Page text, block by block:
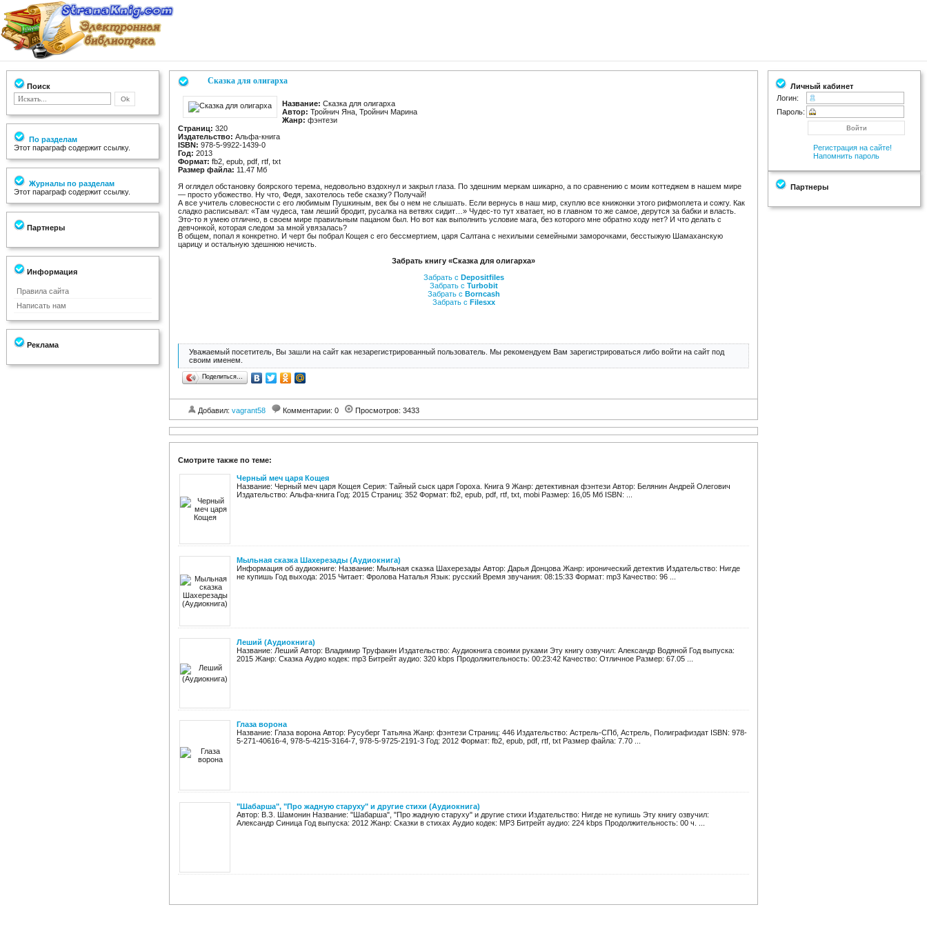
Поиск
По разделам
Этот параграф содержит ссылку.
Журналы по разделам
Этот параграф содержит ссылку.
Партнеры
Информация
Правила сайта
Написать нам
Реклама
Сказка для олигарха
Название: Сказка для олигарха
Автор: Тройнич Яна, Тройнич Марина
Жанр: фэнтези
Страниц: 320
Издательство: Альфа-книга
ISBN: 978-5-9922-1439-0
Год: 2013
Формат: fb2, epub, pdf, rtf, txt
Размер файла: 11.47 Мб
Я оглядел обстановку боярского терема, недовольно вздохнул и закрыл глаза. По здешним меркам шикарно, а по сравнению с моим коттеджем в нашем мире
— просто убожество. Ну что, Федя, захотелось тебе сказку? Получай!
А все учитель словесности с его любимым Пушкиным, век бы о нем не слышать. Если вернусь в наш мир, скуплю все книжонки этого рифмоплета и сожгу. Как
сладко расписывал: «Там чудеса, там леший бродит, русалка на ветвях сидит…» Чудес-то тут хватает, но в главном то же самое, дерутся за бабки и власть.
Это-то я умею отлично, в своем мире правильным пацаном был. Но вот как выполнить условие мага, без которого мне обратно ходу нет? И что делать с
девчонкой, которая следом за мной увязалась?
В общем, попал я конкретно. И черт бы побрал Кощея с его бессмертием, царя Салтана с нехилыми семейными заморочками, бесстыжую Шамаханскую
царицу и остальную здешнюю нечисть.
Забрать книгу «Сказка для олигарха»
Забрать с Depositfiles
Забрать с Turbobit
Забрать с Borncash
Забрать с Filesxx
Уважаемый посетитель, Вы зашли на сайт как незарегистрированный пользователь. Мы рекомендуем Вам зарегистрироваться либо войти на сайт под
своим именем.
Поделиться…
Добавил: vagrant58 Комментарии: 0 Просмотров: 3433
Смотрите также по теме:
Черный меч царя Кощея
Название: Черный меч царя Кощея Серия: Тайный сыск царя Гороха. Книга 9 Жанр: детективная фэнтези Автор: Белянин Андрей Олегович
Издательство: Альфа-книга Год: 2015 Страниц: 352 Формат: fb2, epub, pdf, rtf, txt, mobi Размер: 16,05 Мб ISBN: ...
Мыльная сказка Шахерезады (Аудиокнига)
Информация об аудиокниге: Название: Мыльная сказка Шахерезады Автор: Дарья Донцова Жанр: иронический детектив Издательство: Нигде
не купишь Год выхода: 2015 Читает: Фролова Наталья Язык: русский Время звучания: 08:15:33 Формат: mp3 Качество: 96 ...
Леший (Аудиокнига)
Название: Леший Автор: Владимир Труфакин Издательство: Аудиокнига своими руками Эту книгу озвучил: Александр Водяной Год выпуска:
2015 Жанр: Сказка Аудио кодек: mp3 Битрейт аудио: 320 kbps Продолжительность: 00:23:42 Качество: Отличное Размер: 67.05 ...
Глаза ворона
Название: Глаза ворона Автор: Русуберг Татьяна Жанр: фэнтези Страниц: 446 Издательство: Астрель-СПб, Астрель, Полиграфиздат ISBN: 978-
5-271-40616-4, 978-5-4215-3164-7, 978-5-9725-2191-3 Год: 2012 Формат: fb2, epub, pdf, rtf, txt Размер файла: 7.70 ...
"Шабарша", "Про жадную старуху" и другие стихи (Аудиокнига)
Автор: В.З. Шамонин Название: "Шабарша", "Про жадную старуху" и другие стихи Издательство: Нигде не купишь Эту книгу озвучил:
Александр Синица Год выпуска: 2012 Жанр: Сказки в стихах Аудио кодек: MP3 Битрейт аудио: 224 kbps Продолжительность: 00 ч. ...
Личный кабинет
Логин:
Пароль:
Регистрация на сайте!
Напомнить пароль
Партнеры